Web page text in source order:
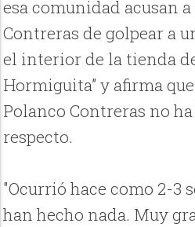
esa comunidad acusan
Contreras de golpear a
el interior de la tienda
Hormiguita” y afirma
Polanco Contreras no
respecto.
"Ocurrió hace como 2-3
han hecho nada. Muy